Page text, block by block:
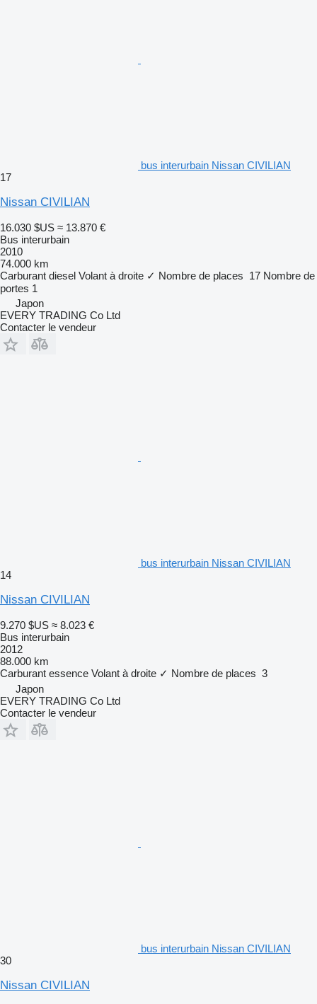
bus interurbain Nissan CIVILIAN
17
Nissan CIVILIAN
16.030 $US ≈ 13.870 €
Bus interurbain
2010
74.000 km
Carburant diesel Volant à droite ✓ Nombre de places 17 Nombre de
portes 1
Japon
EVERY TRADING Co Ltd
Contacter le vendeur
bus interurbain Nissan CIVILIAN
14
Nissan CIVILIAN
9.270 $US ≈ 8.023 €
Bus interurbain
2012
88.000 km
Carburant essence Volant à droite ✓ Nombre de places 3
Japon
EVERY TRADING Co Ltd
Contacter le vendeur
bus interurbain Nissan CIVILIAN
30
Nissan CIVILIAN